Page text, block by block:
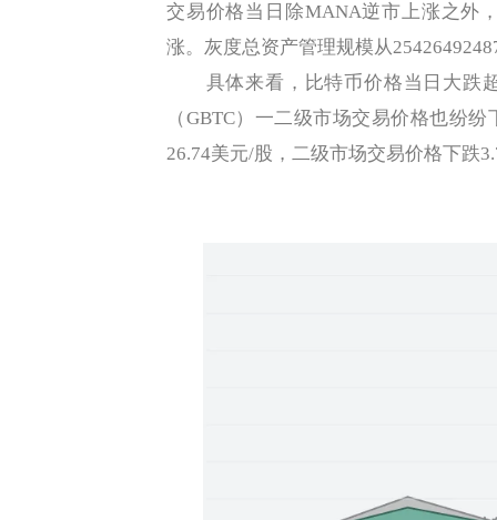
交易价格当日除MANA逆市上涨之外
涨。灰度总资产管理规模从
具体来看，比特币价格当日大跌超
（GBTC）一二级市场交易价格也纷
26.74美元/股，二级市场交易价格下跌